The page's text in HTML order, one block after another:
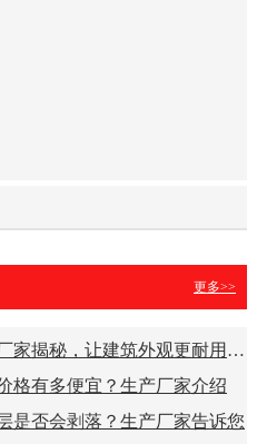
更多>>
山东昱森明珠幕墙铝单板厂家揭秘，让建筑外观更耐用更美观！
格有多便宜？生产厂家介绍
是否会剥落？生产厂家告诉您